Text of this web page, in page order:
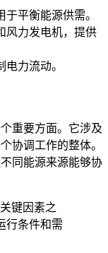
平衡能源供需。
风力发电机，提供
力流动。
重要方面。它涉及
协调工作的整体。
同能源来源能够协
键因素之
行条件和需